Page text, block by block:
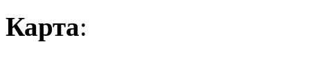
Карта: